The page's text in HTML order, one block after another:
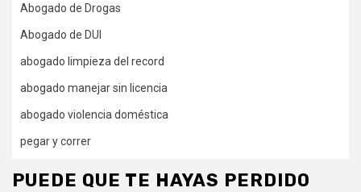
Abogado de Drogas
Abogado de DUI
abogado limpieza del record
abogado manejar sin licencia
abogado violencia doméstica
pegar y correr
PUEDE QUE TE HAYAS PERDIDO